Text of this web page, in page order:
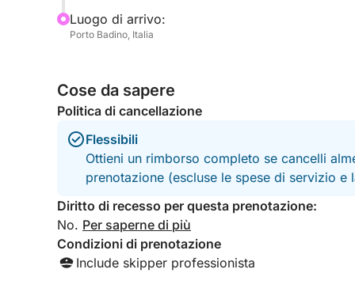
brindare alla bellezza del paesaggio.
avventura, storia e la bellezza autentica della
Luogo di arrivo:
Porto Badino, Italia
Cose da sapere
Politica di cancellazione
Flessibili
Ottieni un rimborso completo se cancelli
prenotazione (escluse le spese di servizio e
Diritto di recesso per questa prenotazione:
No. Per saperne di più
Condizioni di prenotazione
Include skipper professionista